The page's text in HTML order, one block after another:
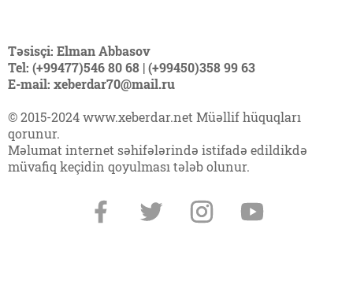
Təsisçi: Elman Abbasov
Tel: (+99477)546 80 68 | (+99450)358 99 63
E-mail: xeberdar70@mail.ru
© 2015-2024 www.xeberdar.net Müəllif hüquqları
qorunur.
Məlumat internet səhifələrində istifadə edildikdə
müvafiq keçidin qoyulması tələb olunur.